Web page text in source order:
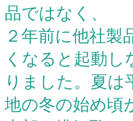
品ではなく、
２年前に他社製
くなると起動し
りました。夏は
地の冬の始め頃